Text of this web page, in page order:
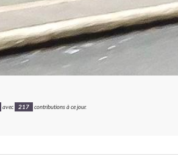
avec 217 contributions à ce jour.